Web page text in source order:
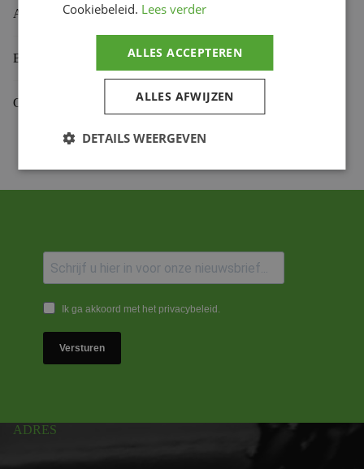
Aanvullende informatie
Beoordelingen (0)
Gekoppelde Motoren
Ik ga akkoord met het privacybeleid.
Versturen
ADRES
Cookiebeleid. Lees verder
ALLES ACCEPTEREN
ALLES AFWIJZEN
DETAILS WEERGEVEN